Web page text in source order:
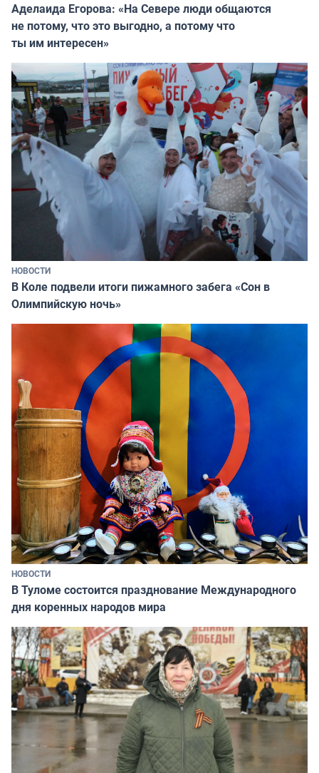
Аделаида Егорова: «На Севере люди общаются
не потому, что это выгодно, а потому что
ты им интересен»
НОВОСТИ
В Коле подвели итоги пижамного забега «Сон в
Олимпийскую ночь»
НОВОСТИ
В Туломе состоится празднование Международного
дня коренных народов мира